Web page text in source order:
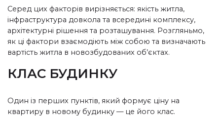
Серед цих факторів вирізняється: якість житла,
інфраструктура довкола та всередині комплексу,
архітектурні рішення та розташування. Розгляньмо,
як ці фактори взаємодіють між собою та визначають
вартість житла в новозбудованих об’єктах.
КЛАС БУДИНКУ
Один із перших пунктів, який формує ціну на
квартиру в новому будинку — це його клас.